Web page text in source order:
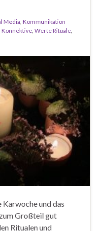
Media Kommunikation
Konnektive Werte Rituale
und das
Großteil gut
Ritualen und